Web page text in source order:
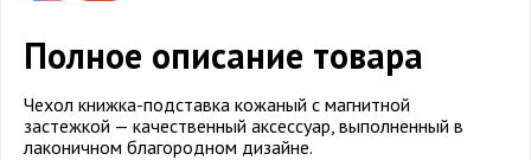
Полное описание товара
Чехол книжка-подставка кожаный с магнитной
застежкой — качественный аксессуар, выполненный в
лаконичном благородном дизайне.